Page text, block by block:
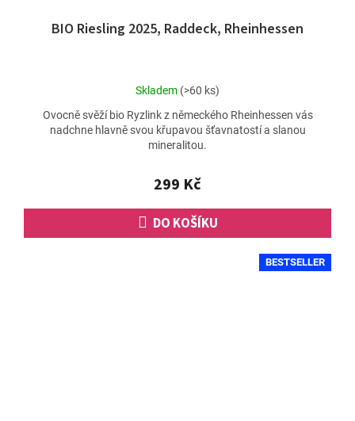
BIO Riesling 2025, Raddeck, Rheinhessen
Průměrné
produktu
je
5,0
5
hvězdiček.
Skladem (>60 ks)
299 Kč
DO KOŠÍKU
Ovocně svěží bio Ryzlink z německého Rheinhessen vás
nadchne hlavně svou křupavou šťavnatostí a slanou
mineralitou.
BESTSELLER